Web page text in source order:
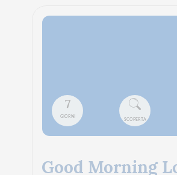
7
GIORNI
SCOPERTA
Good Morning